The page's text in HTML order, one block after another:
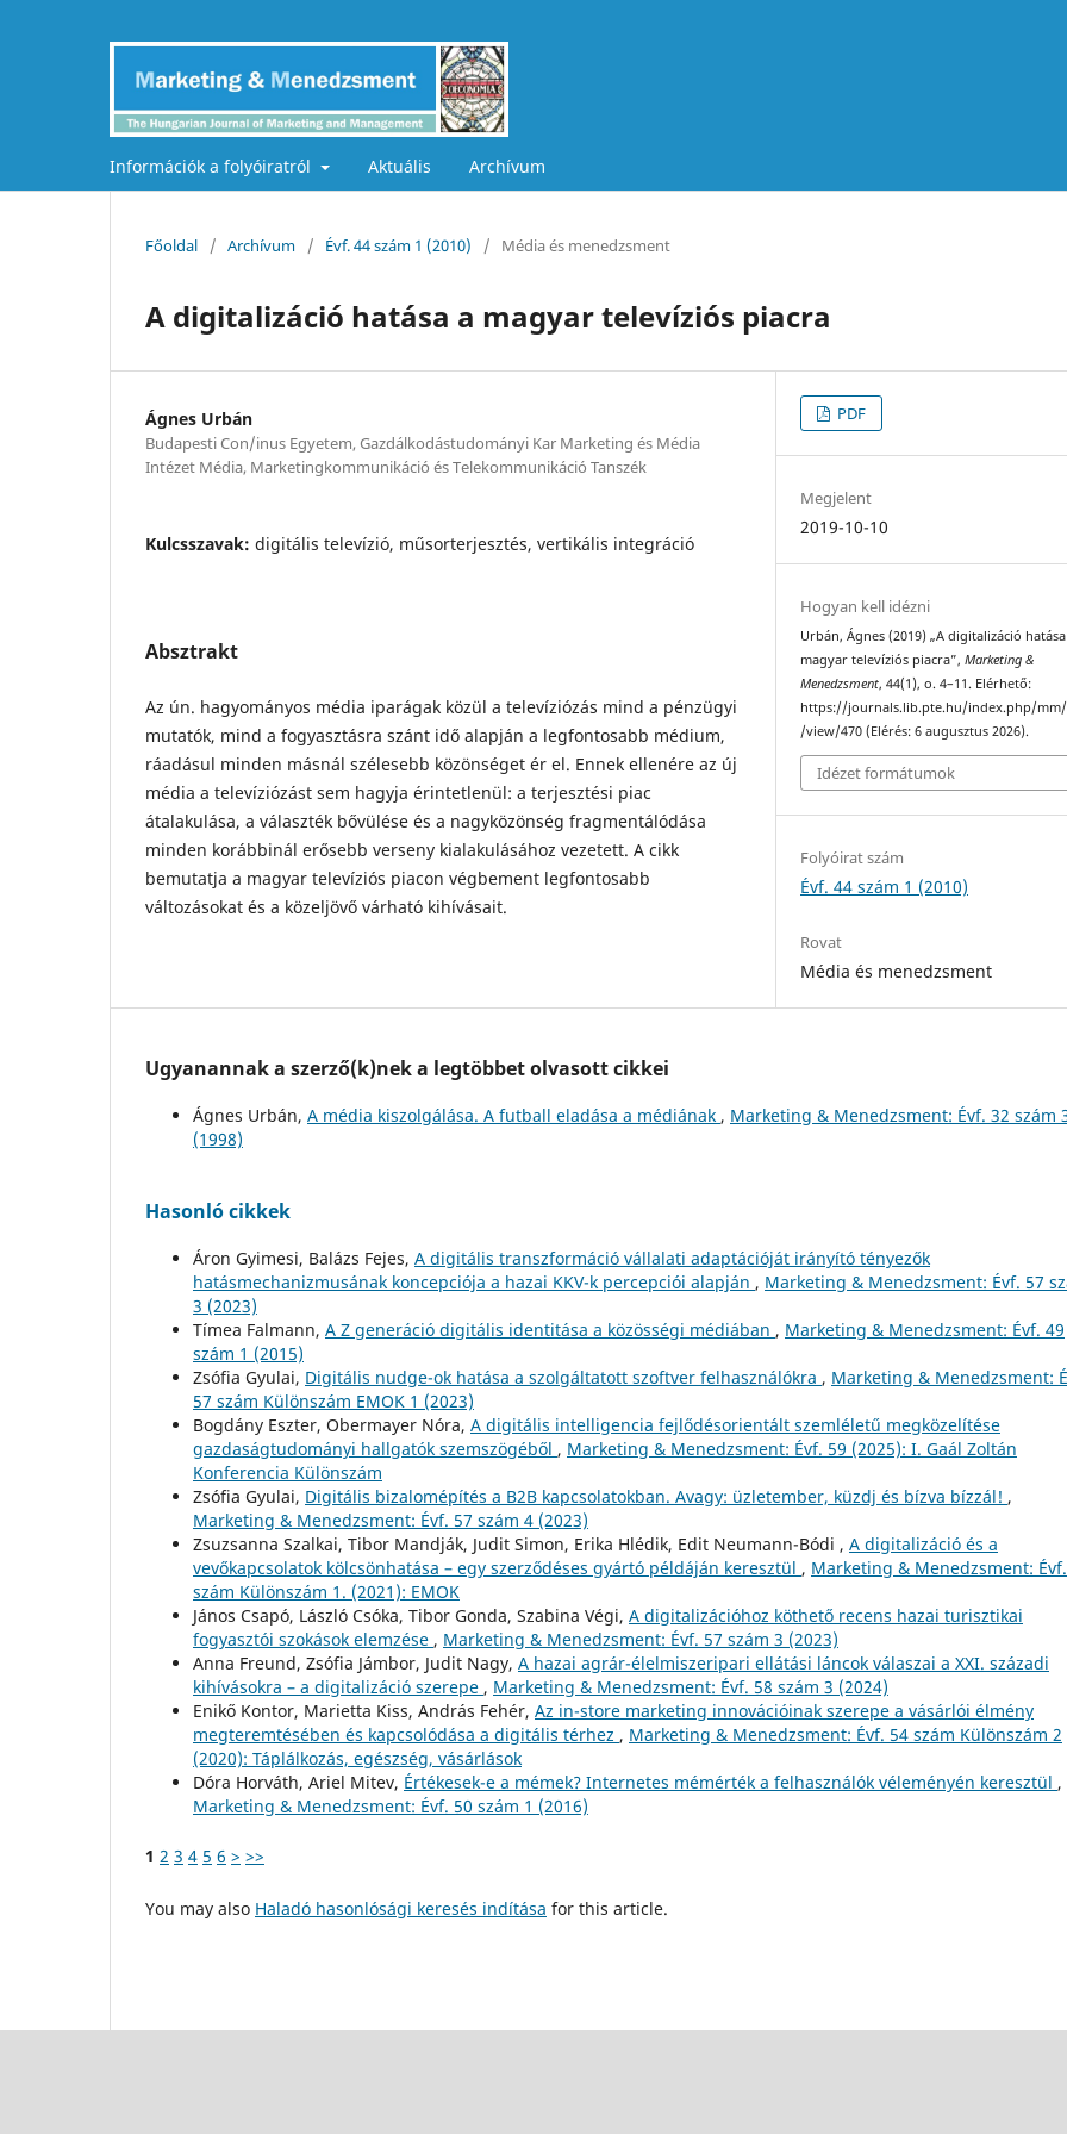
Információk a folyóiratról Aktuális Archívum
Főoldal / Archívum / Évf. 44 szám 1 (2010) / Média és menedzsment
A digitalizáció hatása a magyar televíziós piacra
Ágnes Urbán
Budapesti Con/inus Egyetem, Gazdálkodástudományi Kar Marketing és Média
Intézet Média, Marketingkommunikáció és Telekommunikáció Tanszék
Kulcsszavak: digitális televízió, műsorterjesztés, vertikális integráció
Absztrakt
Az ún. hagyományos média iparágak közül a televíziózás mind a pénzügyi
mutatók, mind a fogyasztásra szánt idő alapján a legfontosabb médium,
ráadásul minden másnál szélesebb közönséget ér el. Ennek ellenére az új
média a televíziózást sem hagyja érintetlenül: a terjesztési piac
átalakulása, a választék bővülése és a nagyközönség fragmentálódása
minden korábbinál erősebb verseny kialakulásához vezetett. A cikk
bemutatja a magyar televíziós piacon végbement legfontosabb
változásokat és a közeljövő várható kihívásait.
PDF
Megjelent
2019-10-10
Hogyan kell idézni
Urbán, Ágnes (2019) „A digitalizáció
magyar televíziós piacra”,Marketing &
Menedzsment, 44(1), o. 4–11. Elérhető:
https://journals.lib.pte.hu/index.php/
/view/470 (Elérés: 6 augusztus 2026).
Idézet formátumok
Folyóirat szám
Évf. 44 szám 1 (2010)
Rovat
Média és menedzsment
Ugyanannak a szerző(k)nek a legtöbbet olvasott cikkei
Ágnes Urbán, A média kiszolgálása. A futball eladása a médiának , Marketing & Menedzsment: Évf. 32 szám
(1998)
Hasonló cikkek
Áron Gyimesi, Balázs Fejes, A digitális transzformáció vállalati adaptációját irányító tényezők
hatásmechanizmusának koncepciója a hazai KKV-k percepciói alapján , Marketing & Menedzsment: Évf. 57
3 (2023)
Tímea Falmann, A Z generáció digitális identitása a közösségi médiában , Marketing & Menedzsment: Évf. 49
szám 1 (2015)
Zsófia Gyulai, Digitális nudge-ok hatása a szolgáltatott szoftver felhasználókra , Marketing & Menedzsment:
57 szám Különszám EMOK 1 (2023)
Bogdány Eszter, Obermayer Nóra, A digitális intelligencia fejlődésorientált szemléletű megközelítése
gazdaságtudományi hallgatók szemszögéből , Marketing & Menedzsment: Évf. 59 (2025): I. Gaál Zoltán
Konferencia Különszám
Zsófia Gyulai, Digitális bizalomépítés a B2B kapcsolatokban. Avagy: üzletember, küzdj és bízva bízzál! ,
Marketing & Menedzsment: Évf. 57 szám 4 (2023)
Zsuzsanna Szalkai, Tibor Mandják, Judit Simon, Erika Hlédik, Edit Neumann-Bódi , A digitalizáció és a
vevőkapcsolatok kölcsönhatása – egy szerződéses gyártó példáján keresztül , Marketing & Menedzsment:
szám Különszám 1. (2021): EMOK
János Csapó, László Csóka, Tibor Gonda, Szabina Végi, A digitalizációhoz köthető recens hazai turisztikai
fogyasztói szokások elemzése , Marketing & Menedzsment: Évf. 57 szám 3 (2023)
Anna Freund, Zsófia Jámbor, Judit Nagy, A hazai agrár-élelmiszeripari ellátási láncok válaszai a XXI. századi
kihívásokra – a digitalizáció szerepe , Marketing & Menedzsment: Évf. 58 szám 3 (2024)
Enikő Kontor, Marietta Kiss, András Fehér, Az in-store marketing innovációinak szerepe a vásárlói élmény
megteremtésében és kapcsolódása a digitális térhez , Marketing & Menedzsment: Évf. 54 szám Különszám 2
(2020): Táplálkozás, egészség, vásárlások
Dóra Horváth, Ariel Mitev, Értékesek-e a mémek? Internetes mémérték a felhasználók véleményén keresztül ,
Marketing & Menedzsment: Évf. 50 szám 1 (2016)
1 2 3 4 5 6 > >>
You may also Haladó hasonlósági keresés indítása for this article.